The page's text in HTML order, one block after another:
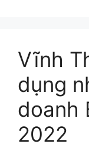
Vĩnh
dụng
doanh
2022